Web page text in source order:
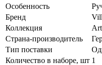
Особенность
Бренд
Коллекция
Страна-производитель
Тип поставки
Количество в наборе, шт 1